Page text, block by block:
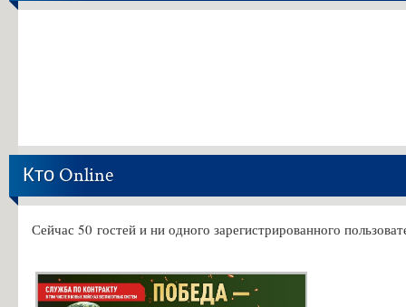
Кто Online
Сейчас 50 гостей и ни одного зарегистрированного